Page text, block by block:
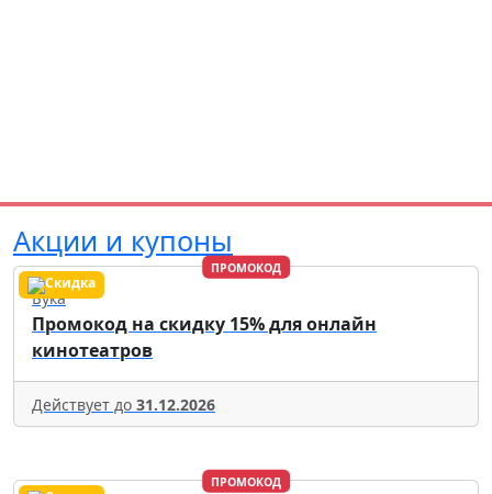
Акции и купоны
ПРОМОКОД
Бука
Промокод на скидку 15% для онлайн
кинотеатров
Действует до 31.12.2026
ПРОМОКОД